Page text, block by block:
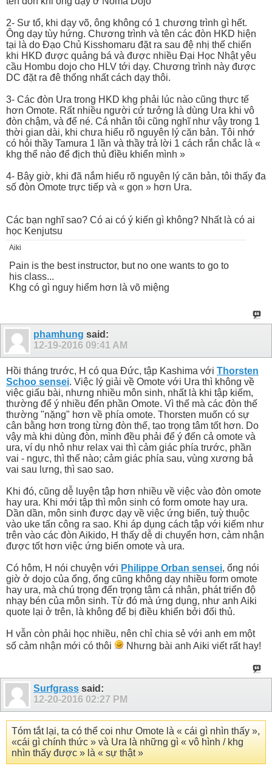
2- Sư tổ, khi dạy võ, ông không có 1 chương trình gì hết.
Ông dạy tùy hứng. Chương trình và tên các đòn HKD hiện
tại là do Đạo Chủ Kisshomaru đặt ra sau đệ nhị thế chiến
khi HKD được quảng bá và được nhiều Đại Học Nhật yêu
cầu Hombu dojo cho HLV tới dạy. Chương trình này được
DC đặt ra đê thống nhất cách dạy thôi.
3- Các đòn Ura trong HKD khg phải lúc nào cũng thực tế
hơn Omote. Rất nhiều người cứ tưởng là dùng Ura khi vô
đòn chậm, và để né. Cá nhân tôi cũng nghĩ như vậy trong 1
thời gian dài, khi chưa hiểu rõ nguyên lý căn bản. Tôi nhớ
có hỏi thầy Tamura 1 lần và thầy trả lời 1 cách rắn chắc là «
khg thể nào để địch thủ đìều khiển mình »
4- Bây giờ, khi đã nắm hiểu rõ nguyên lý căn bản, tôi thấy đa
số đòn Omote trực tiếp và « gọn » hơn Ura.
Các bạn nghĩ sao? Có ai có ý kiến gì không? Nhất là có ai
học Kenjutsu
Aiki
Pain is the best instructor, but no one wants to go to
his class...
Khg có gì nguy hiểm hơn là võ miệng
phamhung said:
12-19-2016 09:41 AM
Hồi tháng trước, H có qua Đức, tập Kashima với Thorsten
Schoo sensei. Việc lý giải về Omote với Ura thì không về
việc giấu bài, nhưng nhiều môn sinh, nhất là khi tập kiếm,
thường để ý nhiều đến phần Omote. Vì thế mà các đòn thế
thường "nặng" hơn về phía omote. Thorsten muốn có sự
cân bằng hơn trong từng đòn thế, tạo trọng tâm tốt hơn. Do
vậy mà khi dùng đòn, mình đều phải để ý đến cả omote và
ura, ví dụ nhỏ như relax vai thì cảm giác phía trước, phần
vai - ngực, thì thế nào; cảm giác phía sau, vùng xương bả
vai sau lưng, thì sao sao.
Khi đó, cũng dễ luyện tập hơn nhiều về việc vào đòn omote
hay ura. Khi mới tập thì môn sinh có form omote hay ura.
Dần dần, môn sinh được dạy về việc ứng biến, tuỳ thuộc
vào uke tấn công ra sao. Khi áp dụng cách tập với kiếm như
trên vào các đòn Aikido, H thấy dễ di chuyển hơn, cảm nhận
được tốt hơn việc ứng biến omote và ura.
Có hôm, H nói chuyện với Philippe Orban sensei, ổng nói
giờ ở dojo của ổng, ổng cũng không dạy nhiều form omote
hay ura, mà chú trọng đến trọng tâm cá nhân, phát triển độ
nhạy bén của môn sinh. Từ đó mà ứng dụng, như anh Aiki
quote lại ở trên, là không để bị điều khiển bởi đối thủ.
H vẫn còn phải học nhiều, nên chỉ chia sẻ với anh em một
số cảm nhận mới có thôi
Nhưng bài anh Aiki viết rất hay!
Surfgrass said:
12-20-2016 02:27 PM
Tóm tắt lại, ta có thể coi như Omote là « cái gì nhìn thấy »,
«cái gì chính thức » và Ura là những gì « vô hình / khg
nhìn thấy được » là « sự thật »